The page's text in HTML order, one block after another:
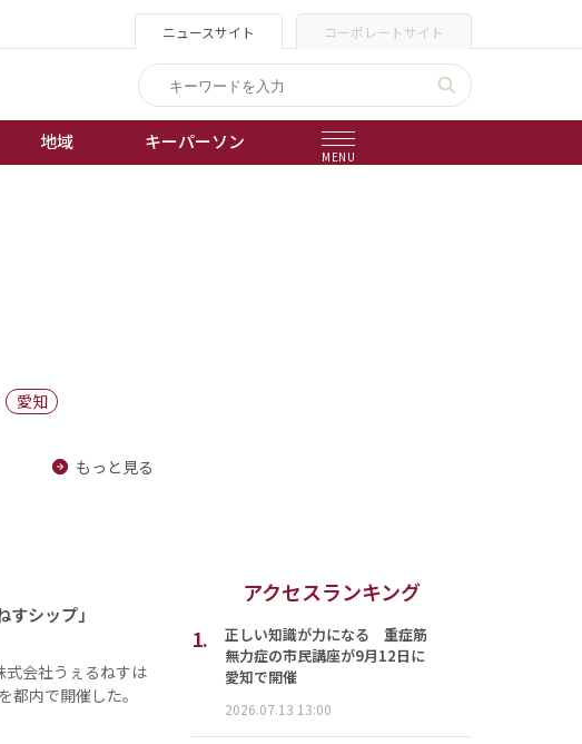
ニュースサイト コーポレートサイト
地域 キーパーソン
MENU
愛知
もっと見る
シップ」
式会社うぇるねすは
内で開催した。
アクセスランキング
1.
正しい知識が力になる 重症筋
無力症の市民講座が9月12日に
愛知で開催
2026.07.13 13:00